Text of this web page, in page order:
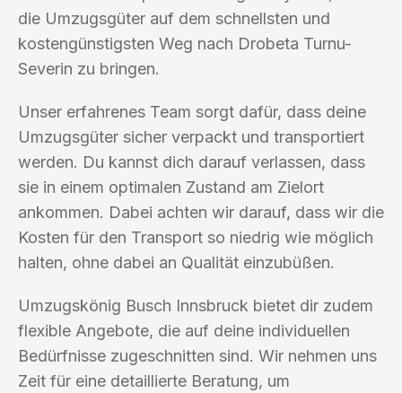
die Umzugsgüter auf dem schnellsten und
kostengünstigsten Weg nach Drobeta Turnu-
Severin zu bringen.
Unser erfahrenes Team sorgt dafür, dass deine
Umzugsgüter sicher verpackt und transportiert
werden. Du kannst dich darauf verlassen, dass
sie in einem optimalen Zustand am Zielort
ankommen. Dabei achten wir darauf, dass wir die
Kosten für den Transport so niedrig wie möglich
halten, ohne dabei an Qualität einzubüßen.
Umzugskönig Busch Innsbruck bietet dir zudem
flexible Angebote, die auf deine individuellen
Bedürfnisse zugeschnitten sind. Wir nehmen uns
Zeit für eine detaillierte Beratung, um